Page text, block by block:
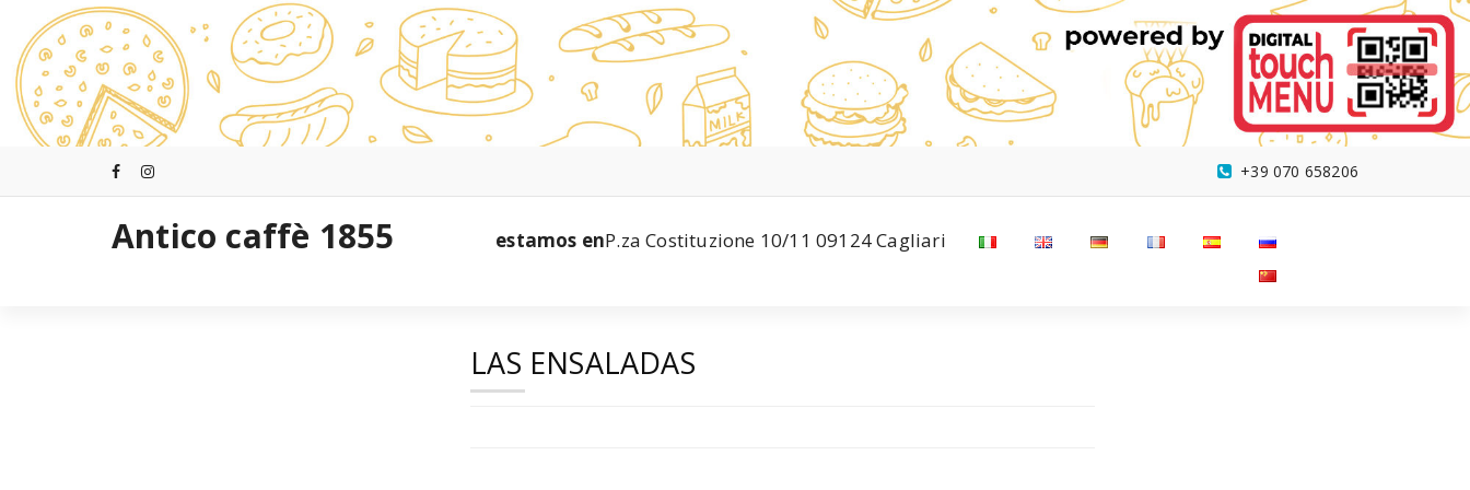
contenido
+39 070 658206
Antico caffè 1855 estamos enP.za Costituzione 10/11 09124 Cagliari
LAS ENSALADAS